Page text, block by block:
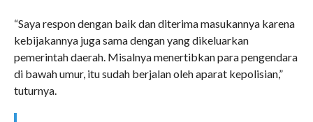
“Saya respon dengan baik dan diterima masukannya karena
kebijakannya juga sama dengan yang dikeluarkan
pemerintah daerah. Misalnya menertibkan para pengendara
di bawah umur, itu sudah berjalan oleh aparat kepolisian,”
tuturnya.